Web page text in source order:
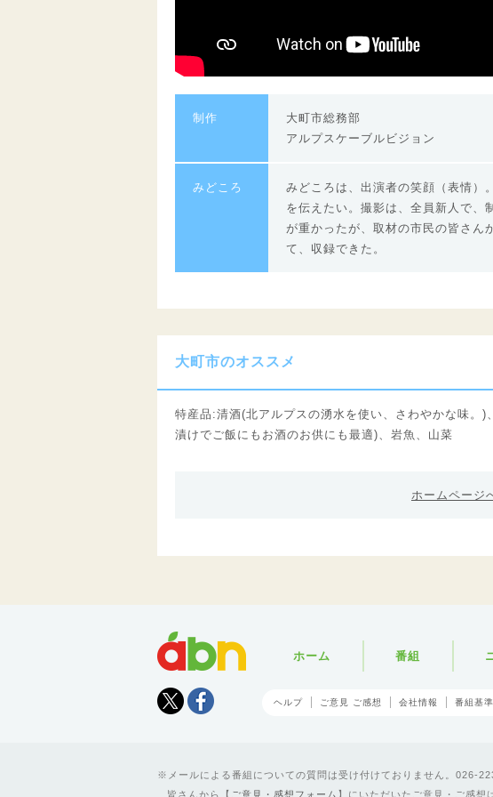
制作
大町市総務部
アルプスケーブルビジョン
みどころ
みどころは、出演者の笑顔（表情）
を伝えたい。撮影は、全員新人で、
が重かったが、取材の市民の皆さん
て、収録できた。
大町市のオススメ
特産品:清酒(北アルプスの湧水を使い、さわやかな味。
漬けでご飯にもお酒のお供にも最適)、岩魚、山菜
ホームページ
Tweet
ホーム 番組
ヘルプ ご意見 ご感想 会社情報 番組基準
メールによる番組についての質問は受け付けておりません。026-
皆さんから【 ご意見・感想フォーム 】にいただいたご意見・ご感想